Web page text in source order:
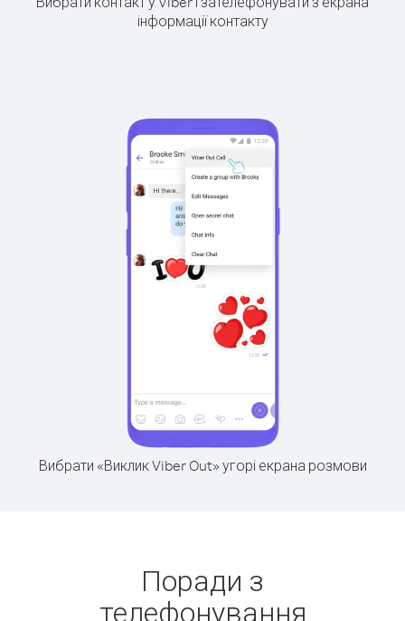
інформації контакту
Вибрати «Виклик Viber Out» угорі екрана розмови
Поради з
телефонування